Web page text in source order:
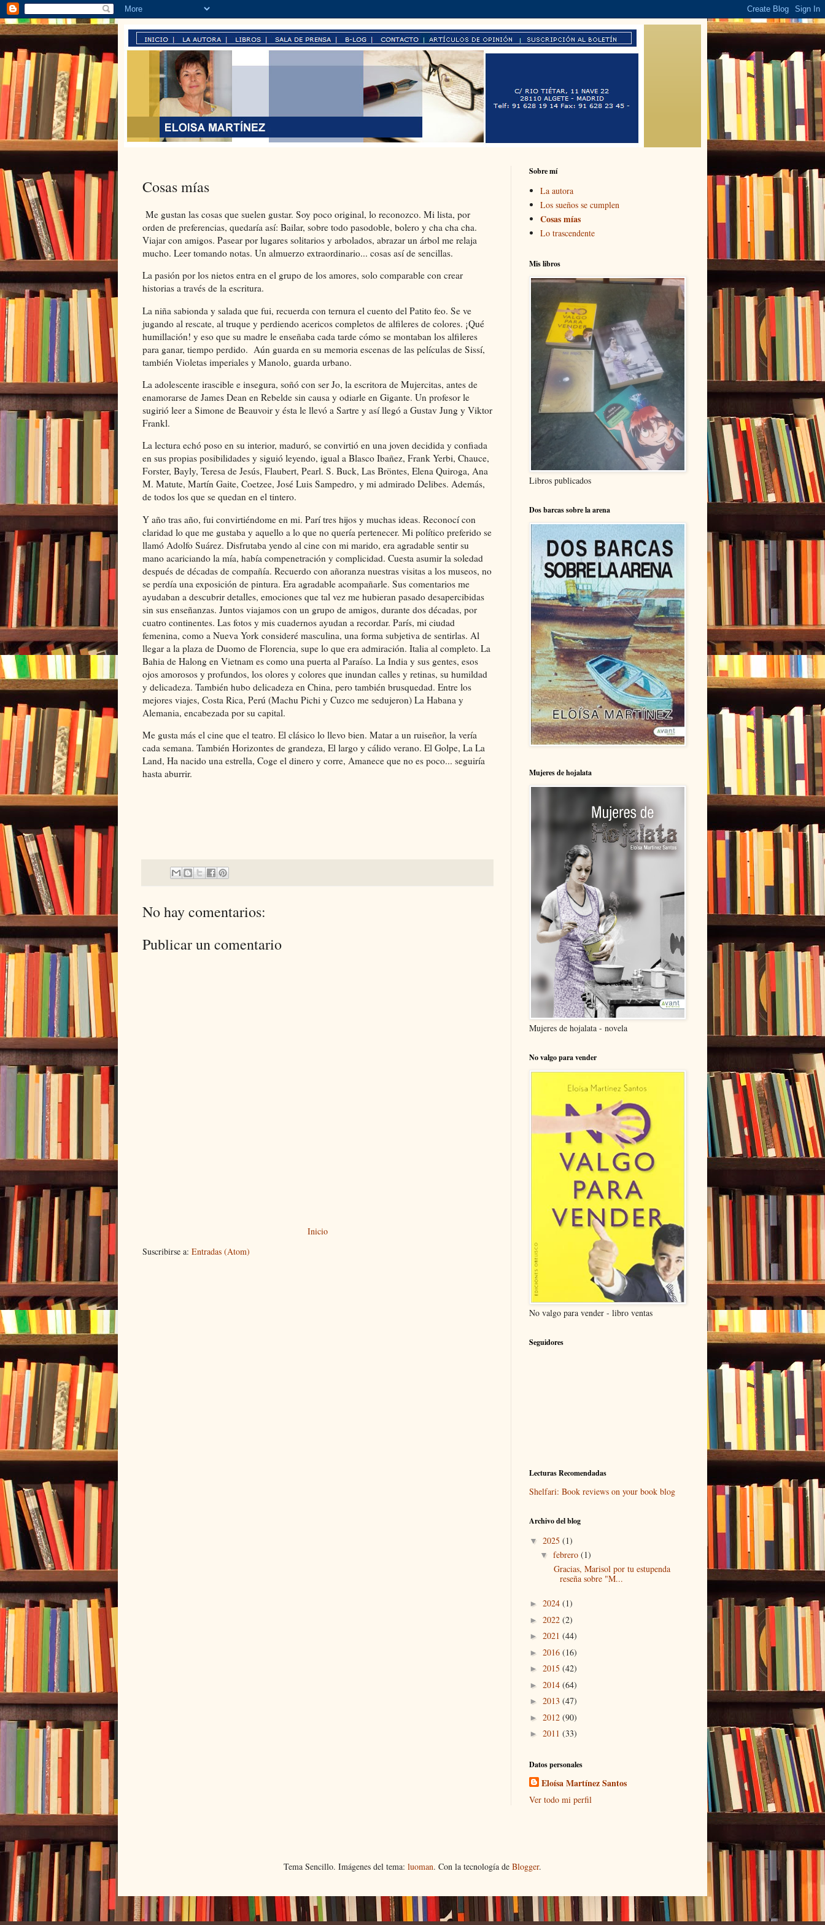
Cosas mías
Me gustan las cosas que suelen gustar. Soy poco original, lo reconozco. Mi lista, por
orden de preferencias, quedaría así: Bailar, sobre todo pasodoble, bolero y cha cha cha.
Viajar con amigos. Pasear por lugares solitarios y arbolados, abrazar un árbol me relaja
mucho. Leer tomando notas. Un almuerzo extraordinario... cosas así de sencillas.
La pasión por los nietos entra en el grupo de los amores, solo comparable con crear
historias a través de la escritura.
La niña sabionda y salada que fui, recuerda con ternura el cuento del Patito feo. Se ve
jugando al rescate, al truque y perdiendo acericos completos de alfileres de colores. ¡Qué
humillación! y eso que su madre le enseñaba cada tarde cómo se montaban los alfileres
para ganar, tiempo perdido. Aún guarda en su memoria escenas de las películas de Sissí,
también Violetas imperiales y Manolo, guarda urbano.
La adolescente irascible e insegura, soñó con ser Jo, la escritora de Mujercitas, antes de
enamorarse de James Dean en Rebelde sin causa y odiarle en Gigante. Un profesor le
sugirió leer a Simone de Beauvoir y ésta le llevó a Sartre y así llegó a Gustav Jung y Viktor
Frankl.
La lectura echó poso en su interior, maduró, se convirtió en una joven decidida y confiada
en sus propias posibilidades y siguió leyendo, igual a Blasco Ibañez, Frank Yerbi, Chauce,
Forster, Bayly, Teresa de Jesús, Flaubert, Pearl. S. Buck, Las Bröntes, Elena Quiroga, Ana
M. Matute, Martín Gaite, Coetzee, José Luis Sampedro, y mi admirado Delibes. Además,
de todos los que se quedan en el tintero.
Y año tras año, fui convirtiéndome en mi. Parí tres hijos y muchas ideas. Reconocí con
claridad lo que me gustaba y aquello a lo que no quería pertenecer. Mi político preferido se
llamó Adolfo Suárez. Disfrutaba yendo al cine con mi marido, era agradable sentir su
mano acariciando la mía, había compenetración y complicidad. Cuesta asumir la soledad
después de décadas de compañía. Recuerdo con añoranza nuestras visitas a los museos, no
se perdía una exposición de pintura. Era agradable acompañarle. Sus comentarios me
ayudaban a descubrir detalles, emociones que tal vez me hubieran pasado desapercibidas
sin sus enseñanzas. Juntos viajamos con un grupo de amigos, durante dos décadas, por
cuatro continentes. Las fotos y mis cuadernos ayudan a recordar. París, mi ciudad
femenina, como a Nueva York consideré masculina, una forma subjetiva de sentirlas. Al
llegar a la plaza de Duomo de Florencia, supe lo que era admiración. Italia al completo. La
Bahia de Halong en Vietnam es como una puerta al Paraíso. La India y sus gentes, esos
ojos amorosos y profundos, los olores y colores que inundan calles y retinas, su humildad
y delicadeza. También hubo delicadeza en China, pero también brusquedad. Entre los
mejores viajes, Costa Rica, Perú (Machu Pichi y Cuzco me sedujeron) La Habana y
Alemania, encabezada por su capital.
Me gusta más el cine que el teatro. El clásico lo llevo bien. Matar a un ruiseñor, la vería
cada semana. También Horizontes de grandeza, El largo y cálido verano. El Golpe, La La
Land, Ha nacido una estrella, Coge el dinero y corre, Amanece que no es poco... seguiría
hasta aburrir.
No hay comentarios:
Publicar un comentario
Inicio
Suscribirse a: Entradas (Atom)
Sobre mí
La autora
Los sueños se cumplen
Cosas mías
Lo trascendente
Mis libros
Libros publicados
Dos barcas sobre la arena
Mujeres de hojalata
Mujeres de hojalata - novela
No valgo para vender
No valgo para vender - libro ventas
Seguidores
Lecturas Recomendadas
Shelfari: Book reviews on your book blog
Archivo del blog
▼ 2025 (1)
▼ febrero (1)
Gracias, Marisol por tu estupenda
reseña sobre "M...
► 2024 (1)
► 2022 (2)
► 2021 (44)
► 2016 (16)
► 2015 (42)
► 2014 (64)
► 2013 (47)
► 2012 (90)
► 2011 (33)
Datos personales
Eloísa Martínez Santos
Ver todo mi perfil
Tema Sencillo. Imágenes del tema: luoman. Con la tecnología de Blogger.